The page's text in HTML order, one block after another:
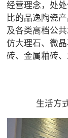
经营理念，处
比的品逸陶瓷
及各类高档公
仿大理石、微
砖、金属釉砖、
生活方